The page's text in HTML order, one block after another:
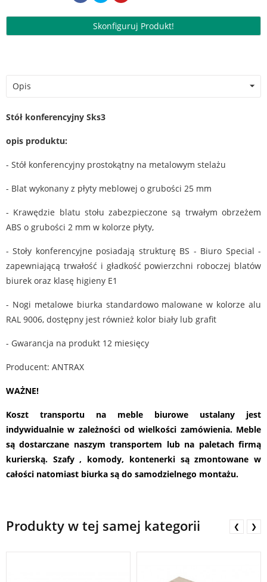
Skonfiguruj Produkt!
Opis
Stół konferencyjny Sks3
opis produktu:
- Stół konferencyjny prostokątny na metalowym stelażu
- Blat wykonany z płyty meblowej o grubości 25 mm
- Krawędzie blatu stołu zabezpieczone są trwałym obrzeżem
ABS o grubości 2 mm w kolorze płyty,
- Stoły konferencyjne posiadają strukturę BS - Biuro Special -
zapewniającą trwałość i gładkość powierzchni roboczej blatów
biurek oraz klasę higieny E1
- Nogi metalowe biurka standardowo malowane w kolorze alu
RAL 9006, dostępny jest również kolor biały lub grafit
- Gwarancja na produkt 12 miesięcy
Producent: ANTRAX
WAŻNE!
Koszt transportu na meble biurowe ustalany jest
indywidualnie w zależności od wielkości zamówienia. Meble
są dostarczane naszym transportem lub na paletach firmą
kurierską. Szafy , komody, kontenerki są zmontowane w
całości natomiast biurka są do samodzielnego montażu.
Produkty w tej samej kategorii ❮ ❯